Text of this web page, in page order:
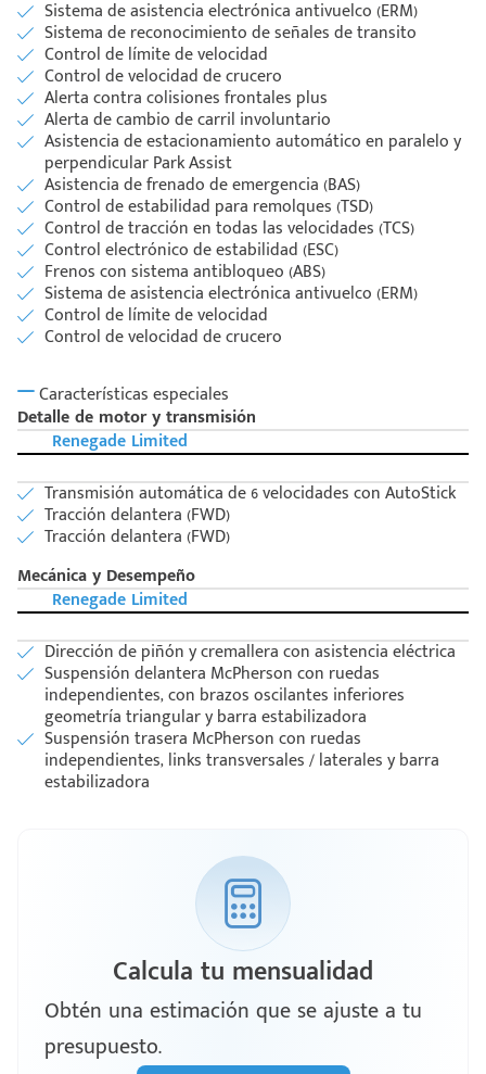
Sistema de asistencia electrónica antivuelco (ERM)
Sistema de reconocimiento de señales de transito
Control de límite de velocidad
Control de velocidad de crucero
Alerta contra colisiones frontales plus
Alerta de cambio de carril involuntario
Asistencia de estacionamiento automático en paralelo y
perpendicular Park Assist
Asistencia de frenado de emergencia (BAS)
Control de estabilidad para remolques (TSD)
Control de tracción en todas las velocidades (TCS)
Control electrónico de estabilidad (ESC)
Frenos con sistema antibloqueo (ABS)
Sistema de asistencia electrónica antivuelco (ERM)
Control de límite de velocidad
Control de velocidad de crucero
Características especiales
Detalle de motor y transmisión
Renegade Limited
Transmisión automática de 6 velocidades con AutoStick
Tracción delantera (FWD)
Tracción delantera (FWD)
Mecánica y Desempeño
Renegade Limited
Dirección de piñón y cremallera con asistencia eléctrica
Suspensión delantera McPherson con ruedas
independientes, con brazos oscilantes inferiores
geometría triangular y barra estabilizadora
Suspensión trasera McPherson con ruedas
independientes, links transversales / laterales y barra
estabilizadora
Calcula tu mensualidad
Obtén una estimación que se ajuste a tu
presupuesto.